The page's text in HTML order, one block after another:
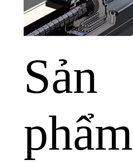
Sản
phẩm